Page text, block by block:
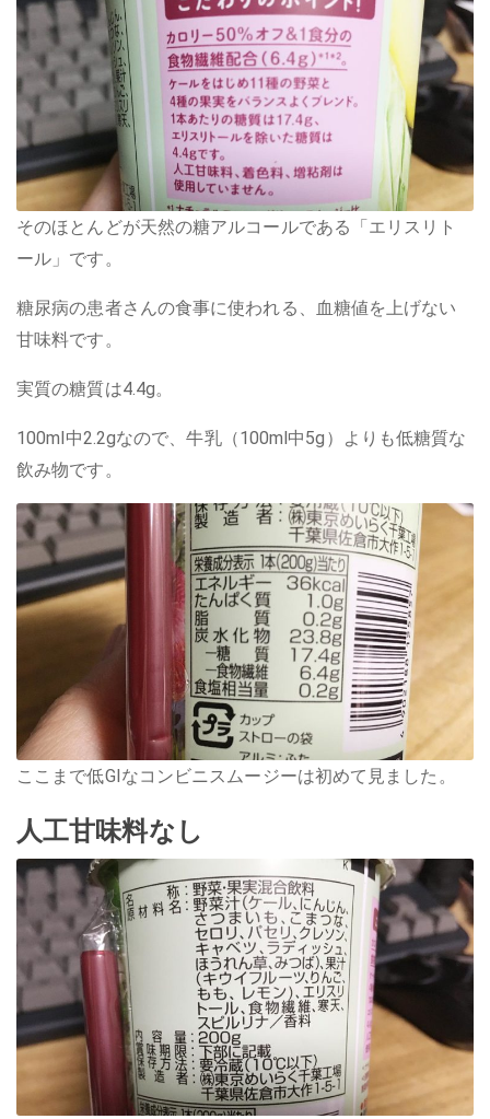
そのほとんどが天然の糖アルコールである「エリスリト
ール」です。
糖尿病の患者さんの食事に使われる、血糖値を上げない
甘味料です。
実質の糖質は4.4g。
100ml中2.2gなので、牛乳（100ml中5g）よりも低糖質な
飲み物です。
ここまで低GIなコンビニスムージーは初めて見ました。
人工甘味料なし